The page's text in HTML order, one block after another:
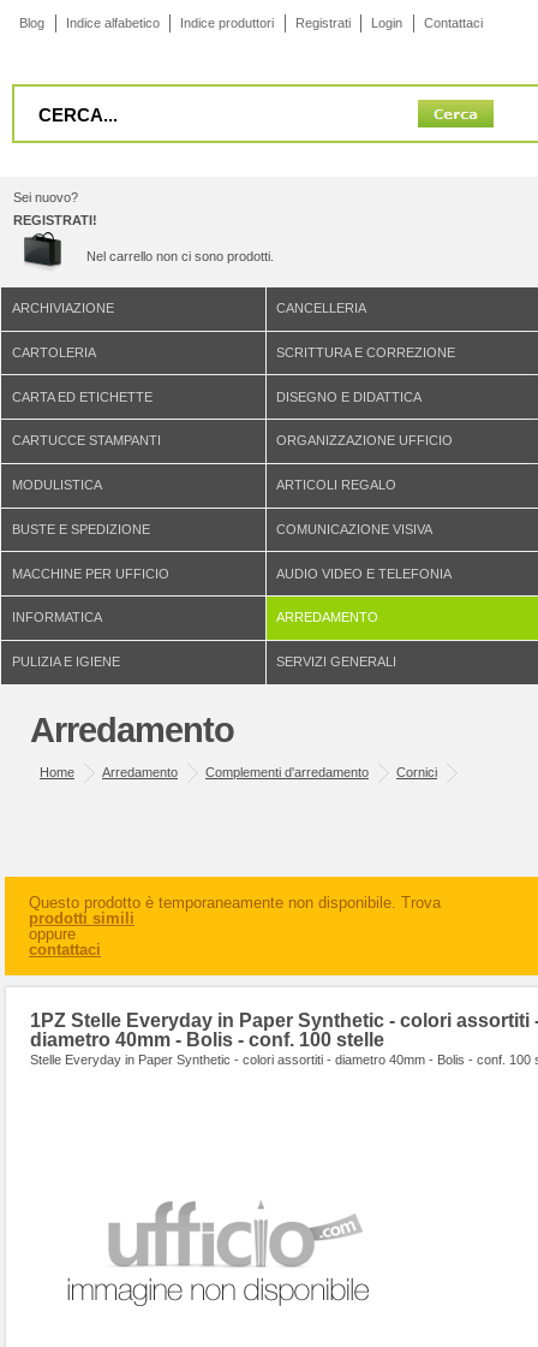
Blog Indice alfabetico Indice produttori Registrati Login Contattaci
Sei nuovo?
REGISTRATI!
Nel carrello non ci sono prodotti.
ARCHIVIAZIONE CANCELLERIA
CARTOLERIA SCRITTURA E CORREZIONE
CARTA ED ETICHETTE DISEGNO E DIDATTICA
CARTUCCE STAMPANTI ORGANIZZAZIONE UFFICIO
MODULISTICA ARTICOLI REGALO
BUSTE E SPEDIZIONE COMUNICAZIONE VISIVA
MACCHINE PER UFFICIO AUDIO VIDEO E TELEFONIA
INFORMATICA ARREDAMENTO
PULIZIA E IGIENE SERVIZI GENERALI
Arredamento
Home Arredamento Complementi d'arredamento Cornici
Questo prodotto è temporaneamente non disponibile. Trova
prodotti simili
oppure
contattaci
1PZ Stelle Everyday in Paper Synthetic - colori assortiti
diametro 40mm - Bolis - conf. 100 stelle
Stelle Everyday in Paper Synthetic - colori assortiti - diametro 40mm - Bolis - conf. 100